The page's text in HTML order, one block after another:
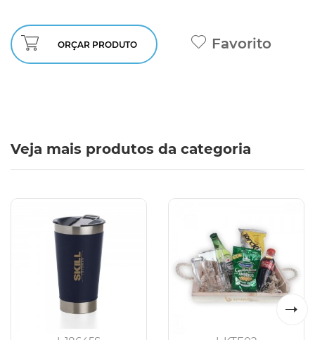
ORÇAR PRODUTO Favorito
Veja mais produtos da categoria